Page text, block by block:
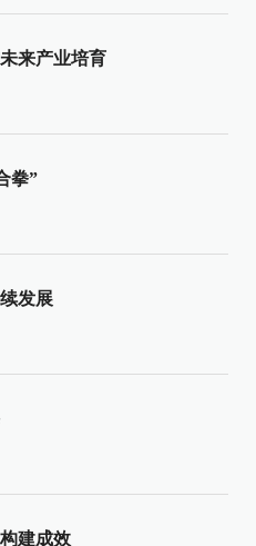
来产业培育
拳”
发展
建成效